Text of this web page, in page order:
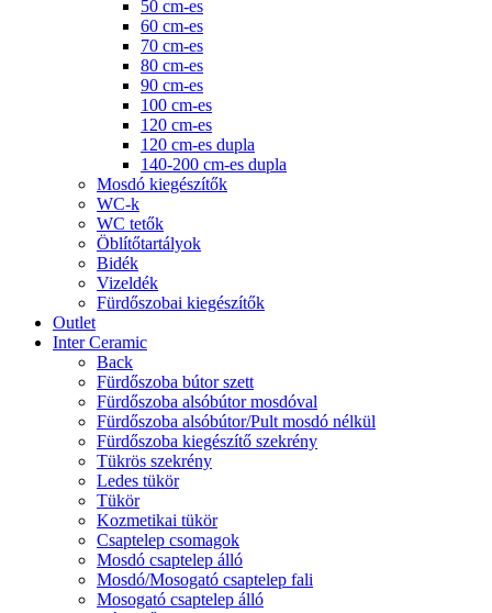
50 cm-es
60 cm-es
70 cm-es
80 cm-es
90 cm-es
100 cm-es
120 cm-es
120 cm-es dupla
140-200 cm-es dupla
Mosdó kiegészítők
WC-k
WC tetők
Öblítőtartályok
Bidék
Vizeldék
Fürdőszobai kiegészítők
Outlet
Inter Ceramic
Back
Fürdőszoba bútor szett
Fürdőszoba alsóbútor mosdóval
Fürdőszoba alsóbútor/Pult mosdó nélkül
Fürdőszoba kiegészítő szekrény
Tükrös szekrény
Ledes tükör
Tükör
Kozmetikai tükör
Csaptelep csomagok
Mosdó csaptelep álló
Mosdó/Mosogató csaptelep fali
Mosogató csaptelep álló